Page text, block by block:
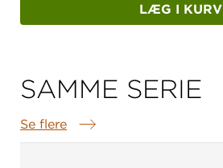
LÆG I KURV
SAMME SERIE
Se flere
Samme serie